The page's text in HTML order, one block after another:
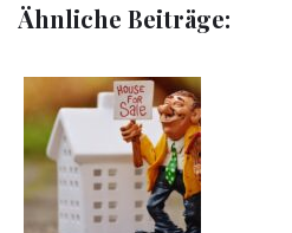
Ähnliche Beiträge: